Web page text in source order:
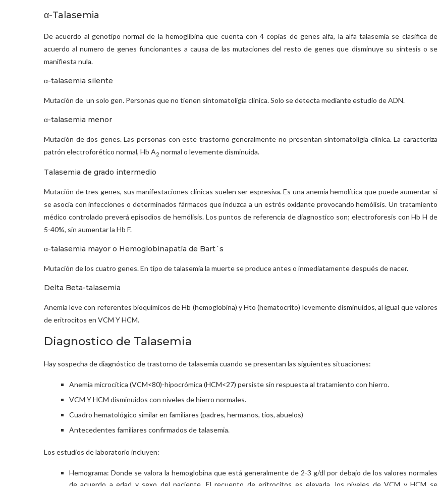
α-Talasemia
De acuerdo al genotipo normal de la hemoglibina que cuenta con 4 copias de genes alfa, la alfa talasemia se clasifica de
acuerdo al numero de genes funcionantes a causa de las mutaciones del resto de genes que disminuye su síntesis o se
manifiesta nula.
α-talasemia silente
Mutación de un solo gen. Personas que no tienen sintomatoligía clínica. Solo se detecta mediante estudio de ADN.
α-talasemia menor
Mutación de dos genes. Las personas con este trastorno generalmente no presentan sintomatoligía clinica. La caracteriza
patrón electroforético normal, Hb A2 normal o levemente disminuida.
Talasemia de grado intermedio
Mutación de tres genes, sus manifestaciones clínicas suelen ser espresiva. Es una anemia hemolítica que puede aumentar si
se asocia con infecciones o determinados fármacos que induzca a un estrés oxidante provocando hemólisis. Un tratamiento
médico controlado preverá episodios de hemólisis. Los puntos de referencia de diagnostico son; electroforesis con Hb H de
5-40%, sin aumentar la Hb F.
α-talasemia mayor o Hemoglobinapatía de Bart´s
Mutación de los cuatro genes. En tipo de talasemia la muerte se produce antes o inmediatamente después de nacer.
Delta Beta-talasemia
Anemia leve con referentes bioquímicos de Hb (hemoglobina) y Hto (hematocrito) levemente disminuidos, al igual que valores
de eritrocitos en VCM Y HCM.
Diagnostico de Talasemia
Hay sospecha de diagnóstico de trastorno de talasemia cuando se presentan las siguientes situaciones:
Anemia microcítica (VCM<80)-hipocrómica (HCM<27) persiste sin respuesta al tratamiento con hierro.
VCM Y HCM disminuidos con niveles de hierro normales.
Cuadro hematológico similar en familiares (padres, hermanos, tíos, abuelos)
Antecedentes familiares confirmados de talasemia.
Los estudios de laboratorio incluyen:
Hemograma: Donde se valora la hemoglobina que está generalmente de 2-3 g/dl por debajo de los valores normales